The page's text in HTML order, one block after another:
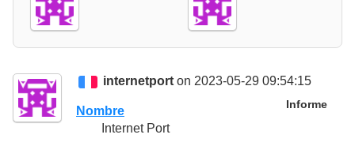
internetport on 2023-05-29 09:54:15
Informe
Nombre
Internet Port